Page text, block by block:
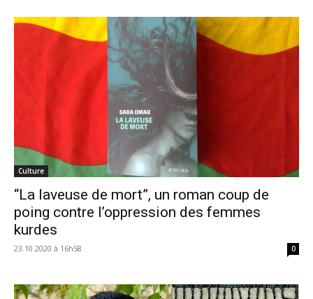
Culture
“La laveuse de mort”, un roman coup de
poing contre l’oppression des femmes
kurdes
23.10.2020 à 16h58 0